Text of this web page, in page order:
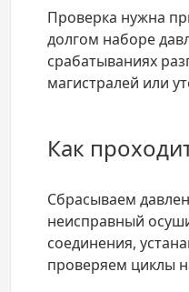
Проверка нужна
долгом наборе
срабатываниях
магистралей или
Как
Сбрасываем
неисправный
соединения,
проверяем циклы